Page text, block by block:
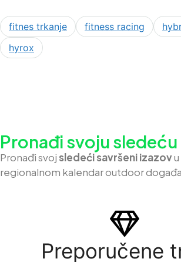
fitnes trkanje fitness racing
hyrox
Pronađi svoju
Pronađi svojsledeći savršeni izazov
regionalnom kalendar outdoor
Preporučene